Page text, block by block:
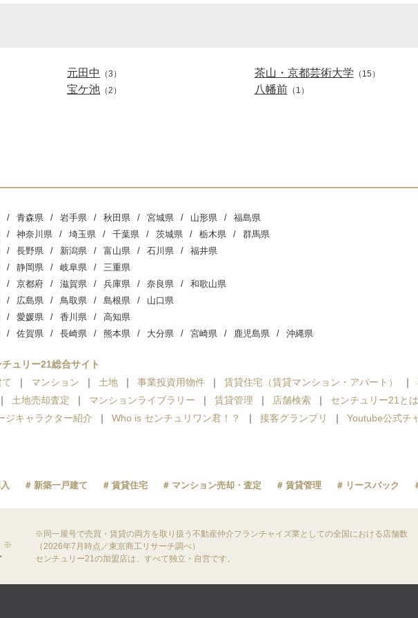
元田中 （3） 茶山・京都芸術大学 （15）
宝ケ池 （2） 八幡前 （1）
青森県 岩手県 秋田県 宮城県 山形県 福島県
神奈川県 埼玉県 千葉県 茨城県 栃木県 群馬県
長野県 新潟県 富山県 石川県 福井県
静岡県 岐阜県 三重県
京都府 滋賀県 兵庫県 奈良県 和歌山県
広島県 鳥取県 島根県 山口県
愛媛県 香川県 高知県
佐賀県 長崎県 熊本県 大分県 宮崎県 鹿児島県 沖縄県
ュリー21総合サイト
マンション 土地 事業投資用物件 賃貸住宅（賃貸マンション・アパート）
土地売却査定 マンションライブラリー 賃貸管理 店舗検索 センチュリー21とは
ジキャラクター紹介 Who is センチュリワン君！？ 接客グランプリ Youtube公式チ
新築一戸建て 賃貸住宅 マンション売却・査定 賃貸管理 リースバック
※
※同一屋号で売買・賃貸の両方を取り扱う不動産仲介フランチャイズ業としての全国における店舗数
（2026年7月時点／東京商工リサーチ調べ）
センチュリー21の加盟店は、すべて独立・自営です。